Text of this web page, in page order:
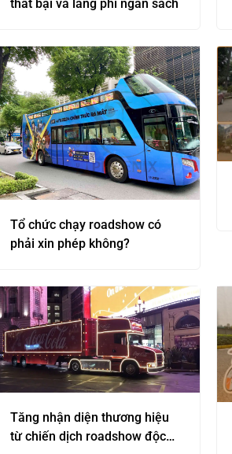
thất bại và lãng phí ngân sách
Tổ chức chạy roadshow có
phải xin phép không?
Tăng nhận diện thương hiệu
từ chiến dịch roadshow độc